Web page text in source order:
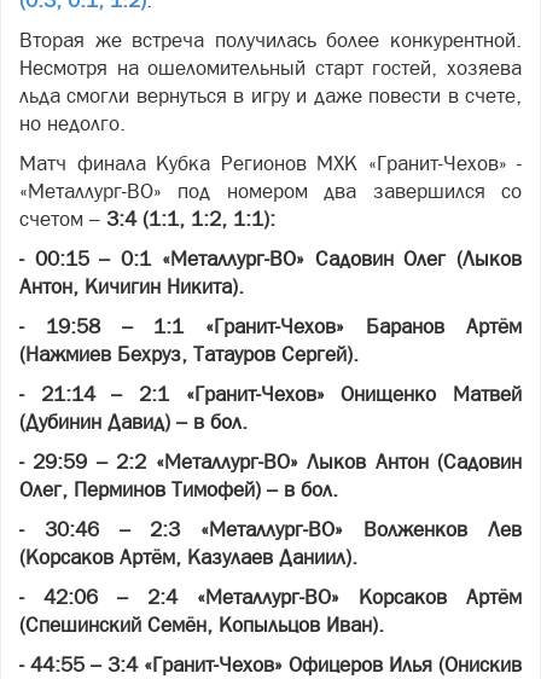
Вторая же встреча получилась более конкурентной.
Несмотря на ошеломительный старт гостей, хозяева
льда смогли вернуться в игру и даже повести в счете,
но недолго.
Матч финала Кубка Регионов МХК «Гранит-Чехов» -
«Металлург-ВО» под номером два завершился со
счетом – 3:4 (1:1, 1:2, 1:1):
- 00:15 – 0:1 «Металлург-ВО» Садовин Олег (Лыков
Антон, Кичигин Никита).
- 19:58 – 1:1 «Гранит-Чехов» Баранов Артём
(Нажмиев Бехруз, Татауров Сергей).
- 21:14 – 2:1 «Гранит-Чехов» Онищенко Матвей
(Дубинин Давид) – в бол.
- 29:59 – 2:2 «Металлург-ВО» Лыков Антон (Садовин
Олег, Перминов Тимофей) – в бол.
- 30:46 – 2:3 «Металлург-ВО» Волженков Лев
(Корсаков Артём, Казулаев Даниил).
- 42:06 – 2:4 «Металлург-ВО» Корсаков Артём
(Спешинский Семён, Копыльцов Иван).
- 44:55 – 3:4 «Гранит-Чехов» Офицеров Илья (Онискив